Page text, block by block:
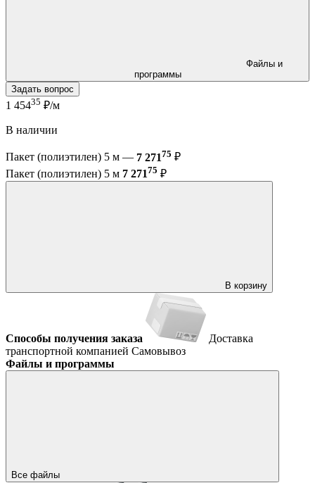
программы
Задать вопрос
1 45435 ₽/м
В наличии
Пакет (полиэтилен) 5 м — 7 27175 ₽
Пакет (полиэтилен) 5 м 7 27175 ₽
В корзину
Способы получения заказа
Доставка
транспортной компанией Самовывоз
Файлы и программы
Все файлы